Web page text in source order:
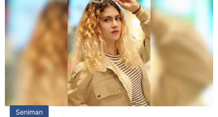
Seniman